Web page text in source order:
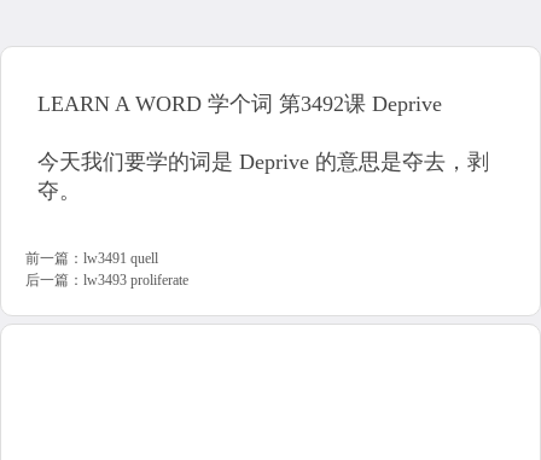
LEARN A WORD 学个词 第3492课 Deprive
今天我们要学的词是 Deprive 的意思是夺去，剥
夺。
前一篇： lw3491 quell
后一篇： lw3493 proliferate